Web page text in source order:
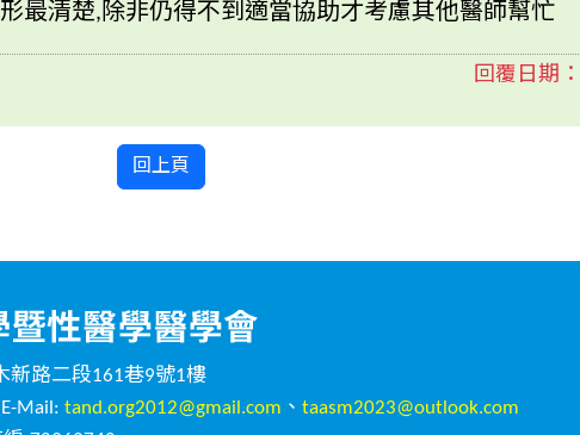
最清楚,除非仍得不到適當協助才考慮其他醫師幫忙
回覆日期：
回上頁
新路二段161巷9號1樓
E-Mail: tand.org2012@gmail.com 、 taasm2023@outlook.com